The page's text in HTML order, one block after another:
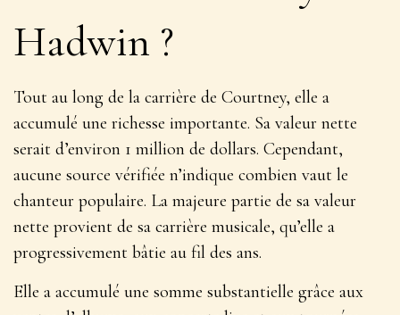
Hadwin ?
Tout au long de la carrière de Courtney, elle a
accumulé une richesse importante. Sa valeur nette
serait d’environ 1 million de dollars. Cependant,
aucune source vérifiée n’indique combien vaut le
chanteur populaire. La majeure partie de sa valeur
nette provient de sa carrière musicale, qu’elle a
progressivement bâtie au fil des ans.
Elle a accumulé une somme substantielle grâce aux